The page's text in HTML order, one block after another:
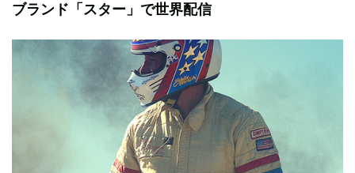
ブランド「スター」で世界配信